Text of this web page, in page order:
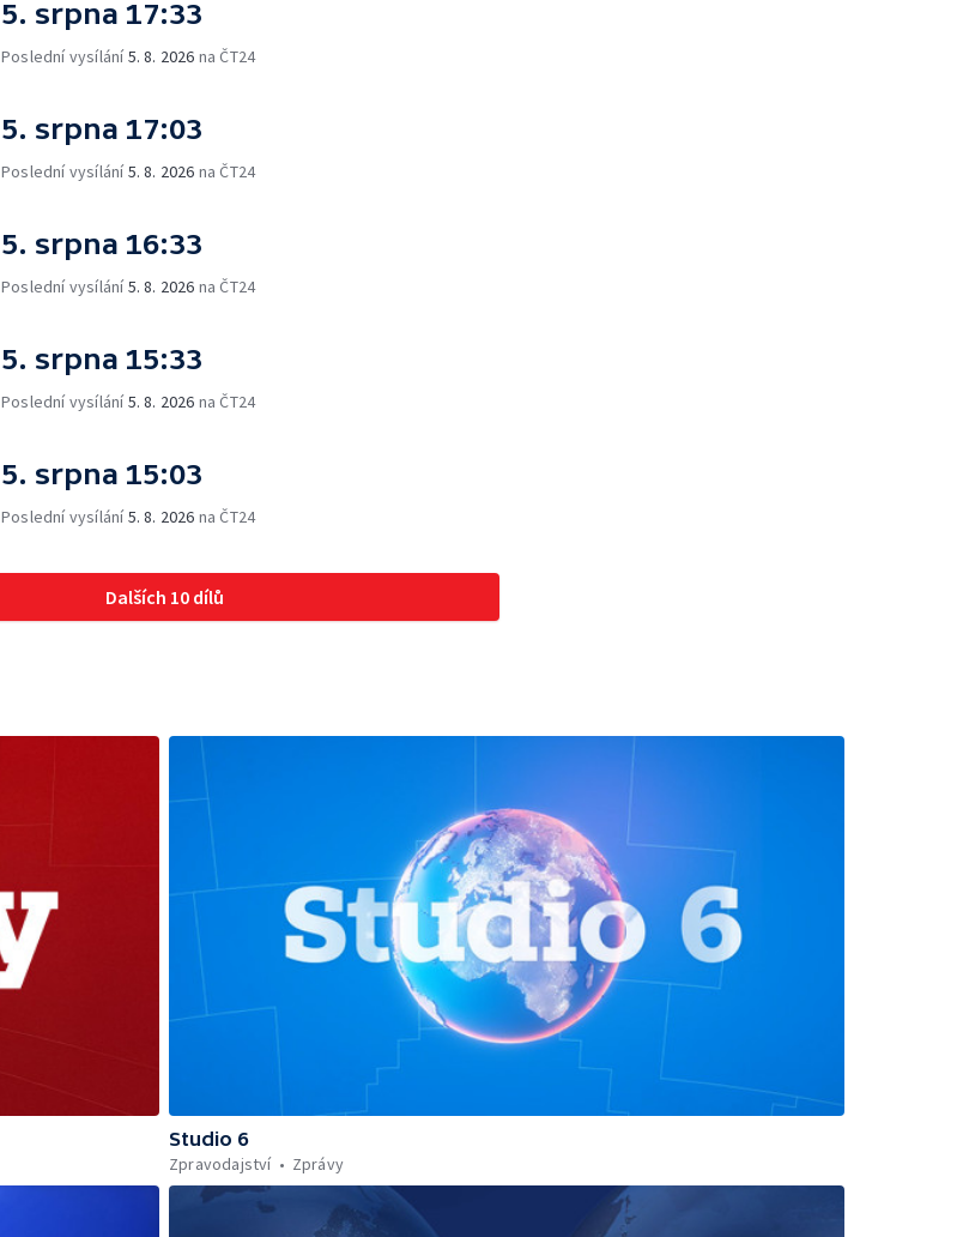
5. srpna 17:33
Poslední vysílání5. 8. 2026 na ČT24
5. srpna 17:03
Poslední vysílání5. 8. 2026 na ČT24
5. srpna 16:33
Poslední vysílání5. 8. 2026 na ČT24
5. srpna 15:33
Poslední vysílání5. 8. 2026 na ČT24
5. srpna 15:03
Poslední vysílání5. 8. 2026 na ČT24
Dalších 10 dílů
Studio 6
Zpravodajství
Zprávy